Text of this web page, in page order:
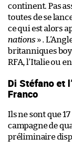
continent. Pas
toutes de se
ce qui est alors
nations» .
britanniques
RFA, l’Italie ou
Di Stéfano et
Franco
Ils ne sont que
campagne de
préliminaire